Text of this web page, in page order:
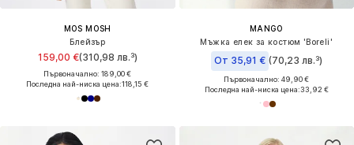
MOS MOSH
Блейзър
159,00 €(310,98 лв.³)
Първоначално: 189,00 €
Последна най-ниска цена:118,15 €
MANGO
Мъжка елек за костюм 'Boreli'
От 35,91 € (70,23 лв.³)
Първоначално: 49,90 €
Последна най-ниска цена:33,92 €